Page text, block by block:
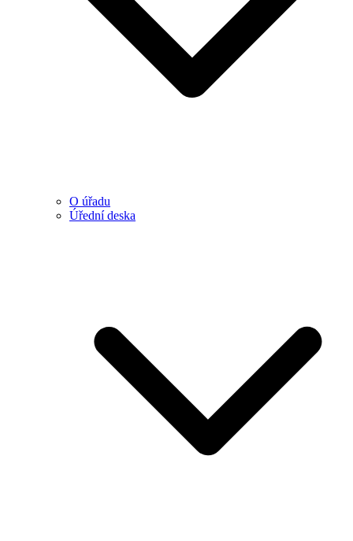
O úřadu
Úřední deska